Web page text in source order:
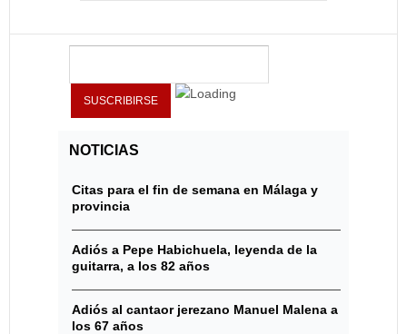
NOTICIAS
Citas para el fin de semana en Málaga y
provincia
Adiós a Pepe Habichuela, leyenda de la
guitarra, a los 82 años
Adiós al cantaor jerezano Manuel Malena a
los 67 años